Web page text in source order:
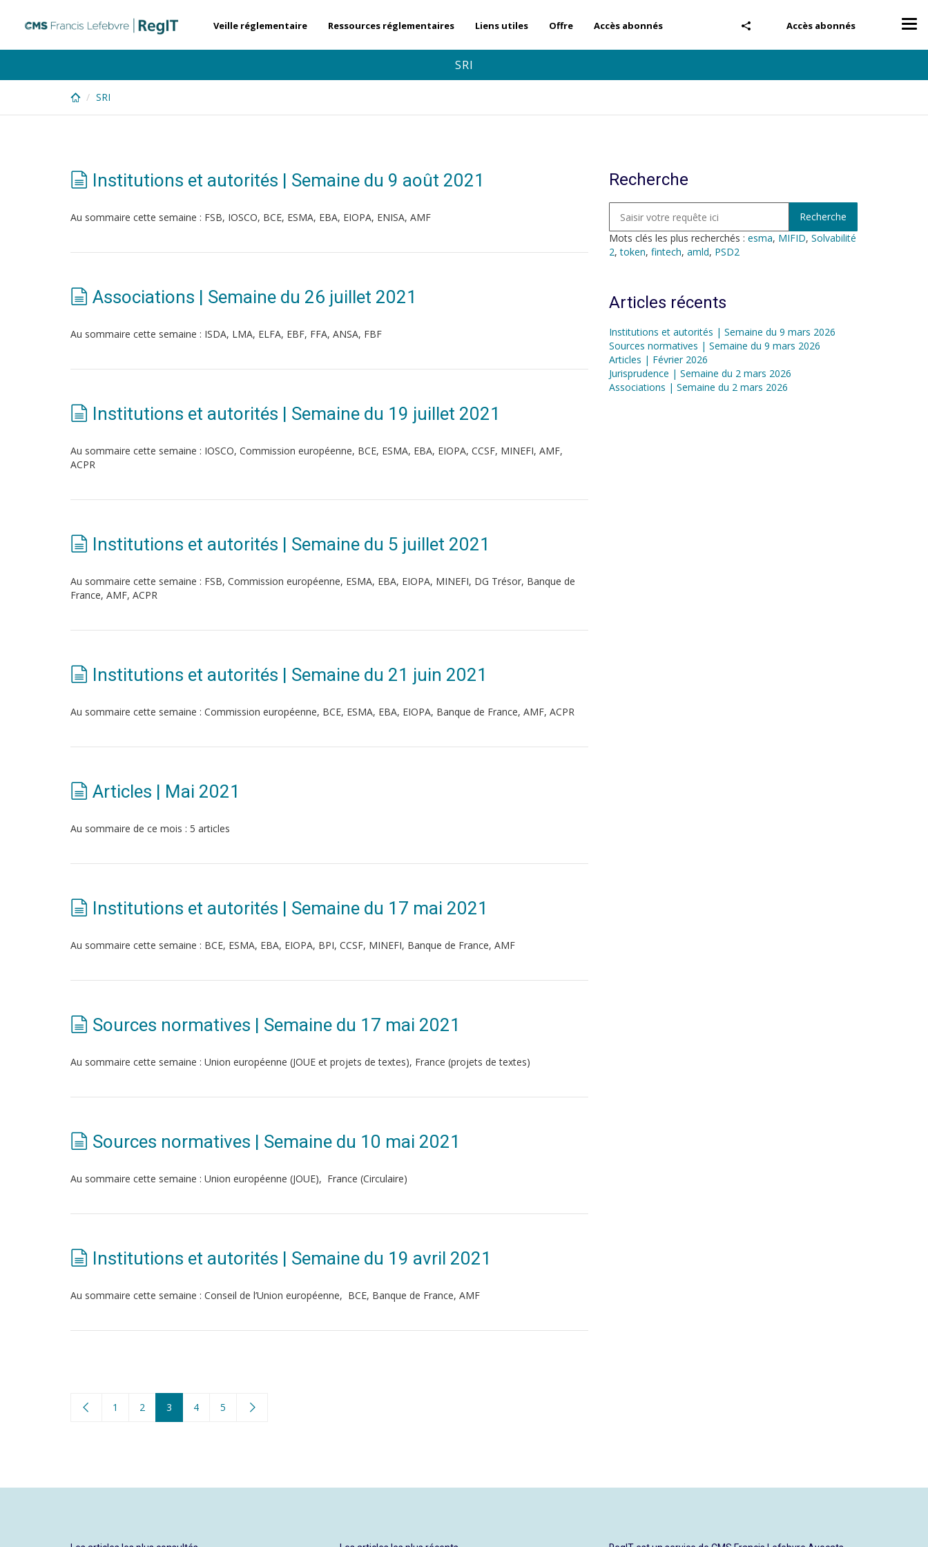
content
Accès abonnés
Veille réglementaire Ressources réglementaires Liens utiles Offre Accès abonnés
SRI
SRI
Institutions et autorités | Semaine du 9 août 2021
Au sommaire cette semaine : FSB, IOSCO, BCE, ESMA, EBA, EIOPA, ENISA, AMF
Associations | Semaine du 26 juillet 2021
Au sommaire cette semaine : ISDA, LMA, ELFA, EBF, FFA, ANSA, FBF
Institutions et autorités | Semaine du 19 juillet 2021
Au sommaire cette semaine : IOSCO, Commission européenne, BCE, ESMA, EBA, EIOPA, CCSF, MINEFI, AMF,
ACPR
Institutions et autorités | Semaine du 5 juillet 2021
Au sommaire cette semaine : FSB, Commission européenne, ESMA, EBA, EIOPA, MINEFI, DG Trésor, Banque de
France, AMF, ACPR
Institutions et autorités | Semaine du 21 juin 2021
Au sommaire cette semaine : Commission européenne, BCE, ESMA, EBA, EIOPA, Banque de France, AMF, ACPR
Articles | Mai 2021
Au sommaire de ce mois : 5 articles
Institutions et autorités | Semaine du 17 mai 2021
Au sommaire cette semaine : BCE, ESMA, EBA, EIOPA, BPI, CCSF, MINEFI, Banque de France, AMF
Sources normatives | Semaine du 17 mai 2021
Au sommaire cette semaine : Union européenne (JOUE et projets de textes), France (projets de textes)
Sources normatives | Semaine du 10 mai 2021
Au sommaire cette semaine : Union européenne (JOUE), France (Circulaire)
Institutions et autorités | Semaine du 19 avril 2021
Au sommaire cette semaine : Conseil de l’Union européenne, BCE, Banque de France, AMF
1 2 3 4 5
Recherche
Mots clés les plus recherchés : esma, MIFID, Solvabilité
2,token, fintech, amld, PSD2
Articles récents
Institutions et autorités | Semaine du 9 mars 2026
Sources normatives | Semaine du 9 mars 2026
Articles | Février 2026
Jurisprudence | Semaine du 2 mars 2026
Associations | Semaine du 2 mars 2026